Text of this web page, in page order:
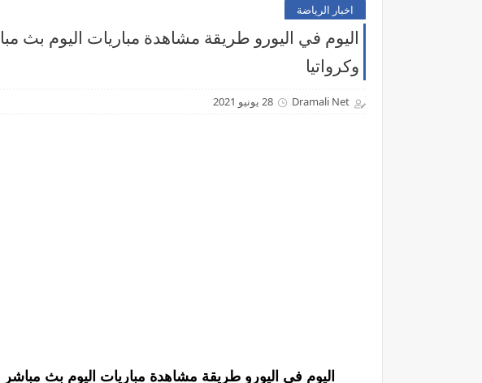
اخبار الرياضة
اليوم في اليورو طريقة مشاهدة مباريات اليوم بث
وكرواتيا
Dramali Net 28 يونيو 2021
اليوم في اليورو طريقة مشاهدة مباريات اليوم بث مباشر